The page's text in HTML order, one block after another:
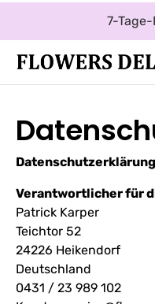
Zum Hauptinhalt springen
Datenschutzerklärung
Verantwortlicher für
Patrick Karper
Teichtor 52
24226 Heikendorf
Deutschland
0431 / 23 989 102